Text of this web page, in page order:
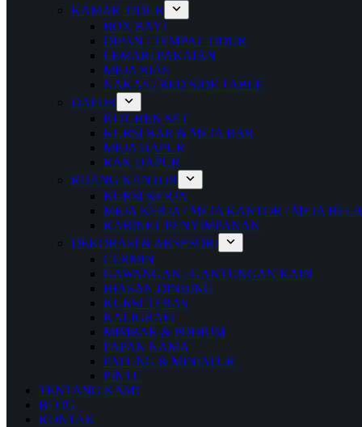
KAMAR TIDUR
BOX BAYI
DIPAN / TEMPAT TIDUR
LEMARI PAKAIAN
MEJA RIAS
NAKAS / BED SIDE TABLE
DAPUR
KITCHEN SET
KURSI BAR & MEJA BAR
MEJA DAPUR
RAK DAPUR
RUANG KANTOR
KURSI KERJA
MEJA KERJA / MEJA KANTOR / MEJA
KABINET PENYIMPANAN
DEKORASI & AKSESORI
CERMIN
GAWANGAN / GANTUNGAN KAIN
HIASAN DINDING
KURSI TERAS
KALIGRAFI
MIMBAR & PODIUM
PAPAN NAMA
PATUNG & MINIATUR
PINTU
TENTANG KAMI
BLOG
KONTAK